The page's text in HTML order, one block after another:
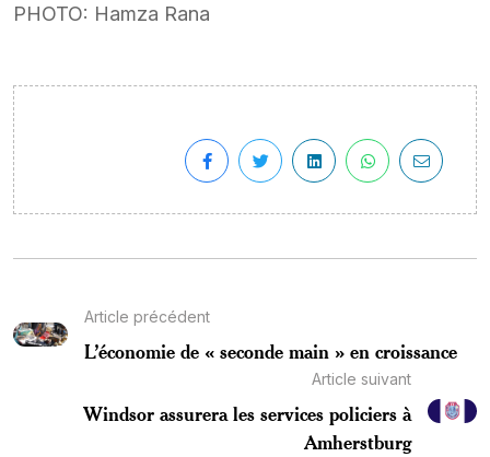
PHOTO: Hamza Rana
Article précédent
L’économie de « seconde main » en croissance
Article suivant
Windsor assurera les services policiers à
Amherstburg